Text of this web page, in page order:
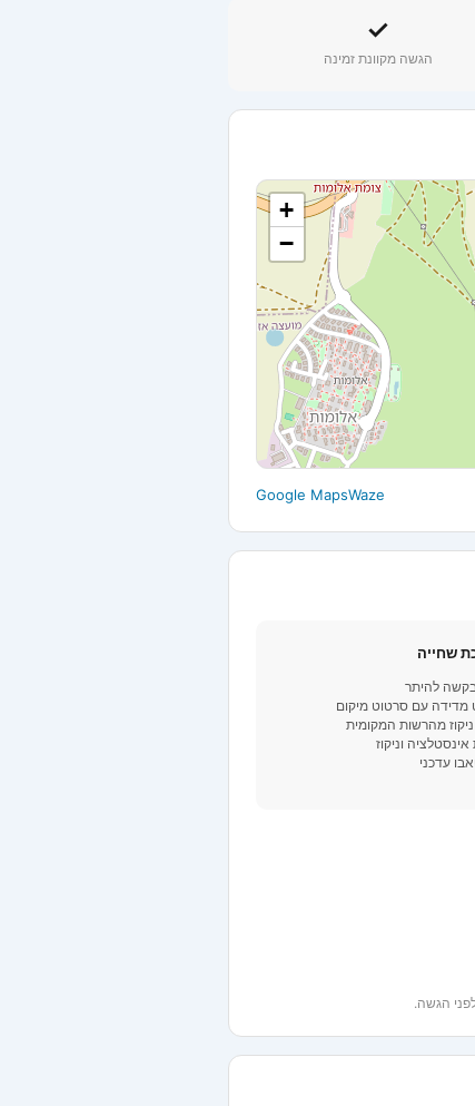
✓
הגשה מקוונת זמינה
+
−
Waze
Google Maps
שחייה
להיתר
מדידה עם סרטוט מיקום
מהרשות המקומית
אינסטלציה וניקוז
עדכני
הגשה.